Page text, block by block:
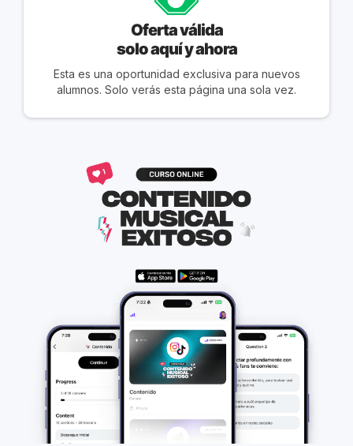
Oferta válida
solo aquí y ahora
Esta es una oportunidad exclusiva para nuevos
alumnos. Solo verás esta página una sola vez.